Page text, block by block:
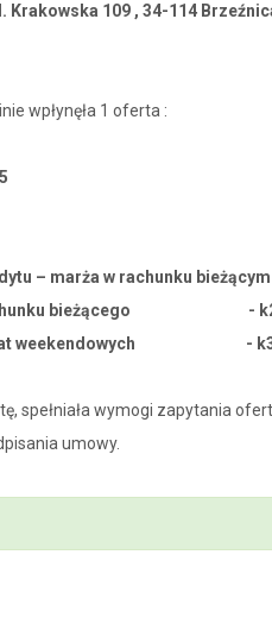
Krakowska 109 , 34-114
wpłynęła 1 oferta :
– marża w rachunku
rachunku bieżącego -
lokat weekendowych - k3
spełniała wymogi zapytania
umowy.